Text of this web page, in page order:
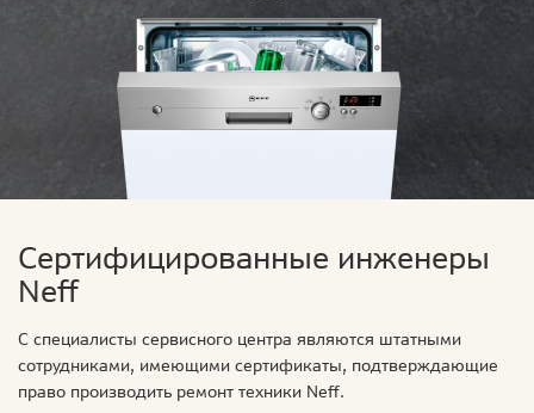
Сертифицированные инженеры
Neff
С специалисты сервисного центра являются штатными
сотрудниками, имеющими сертификаты, подтверждающие
право производить ремонт техники Neff.